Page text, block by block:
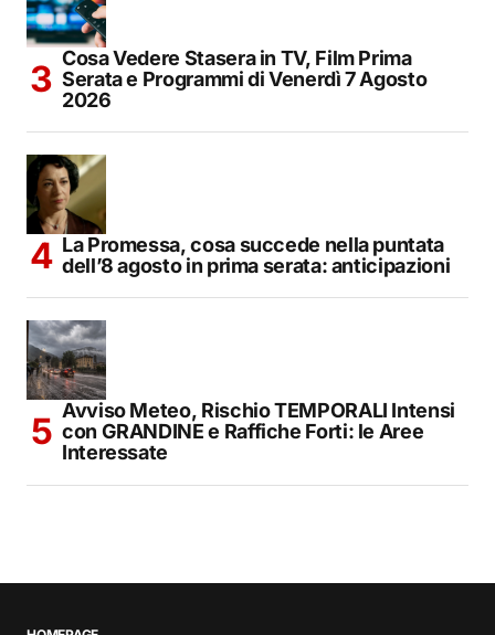
Cosa Vedere Stasera in TV, Film Prima
Serata e Programmi di Venerdì 7 Agosto
2026
La Promessa, cosa succede nella puntata
dell’8 agosto in prima serata: anticipazioni
Avviso Meteo, Rischio TEMPORALI Intensi
con GRANDINE e Raffiche Forti: le Aree
Interessate